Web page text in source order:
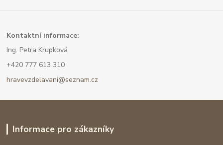
Kontaktní informace:
Ing. Petra Krupková
+420 777 613 310
hravevzdelavani@seznam.cz
Informace pro zákazníky